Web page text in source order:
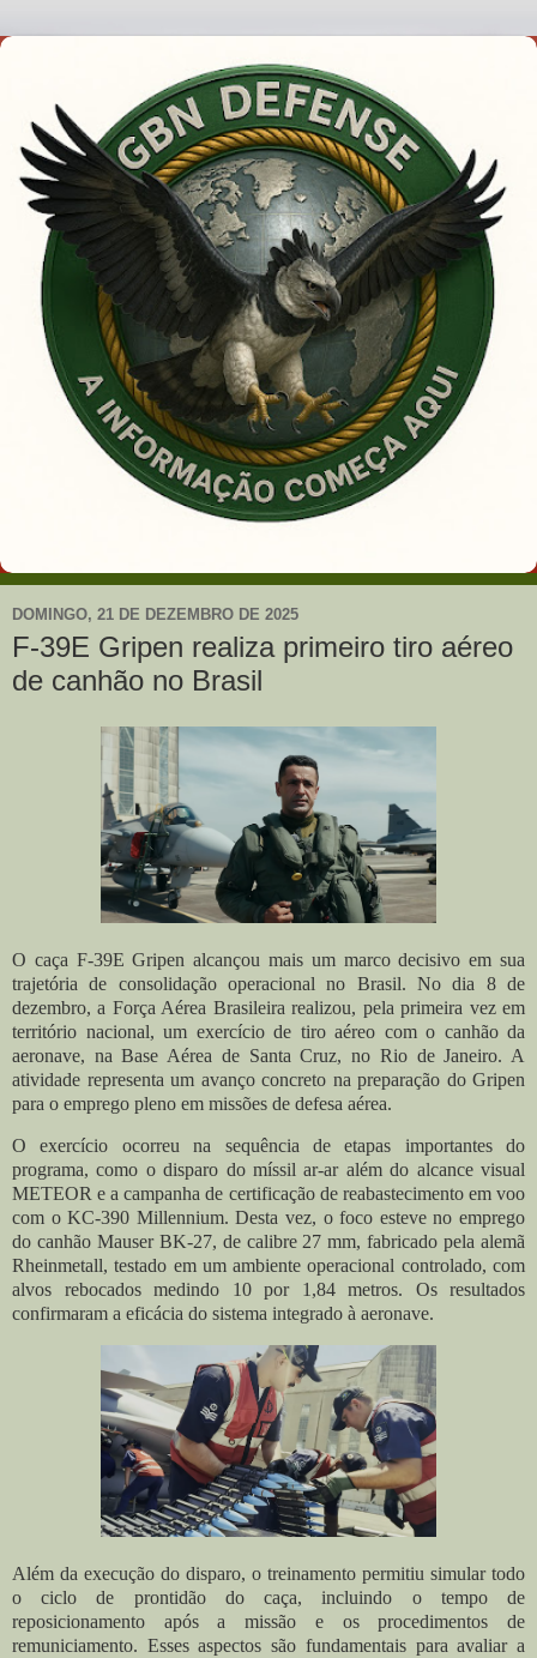
DOMINGO, 21 DE DEZEMBRO DE 2025
F-39E Gripen realiza primeiro tiro aéreo
de canhão no Brasil
O caça F-39E Gripen alcançou mais um marco decisivo em sua
trajetória de consolidação operacional no Brasil. No dia 8 de
dezembro, a Força Aérea Brasileira realizou, pela primeira vez em
território nacional, um exercício de tiro aéreo com o canhão da
aeronave, na Base Aérea de Santa Cruz, no Rio de Janeiro. A
atividade representa um avanço concreto na preparação do Gripen
para o emprego pleno em missões de defesa aérea.
O exercício ocorreu na sequência de etapas importantes do
programa, como o disparo do míssil ar-ar além do alcance visual
METEOR e a campanha de certificação de reabastecimento em voo
com o KC-390 Millennium. Desta vez, o foco esteve no emprego
do canhão Mauser BK-27, de calibre 27 mm, fabricado pela alemã
Rheinmetall, testado em um ambiente operacional controlado, com
alvos rebocados medindo 10 por 1,84 metros. Os resultados
confirmaram a eficácia do sistema integrado à aeronave.
Além da execução do disparo, o treinamento permitiu simular todo
o ciclo de prontidão do caça, incluindo o tempo de
reposicionamento após a missão e os procedimentos de
remuniciamento. Esses aspectos são fundamentais para avaliar a